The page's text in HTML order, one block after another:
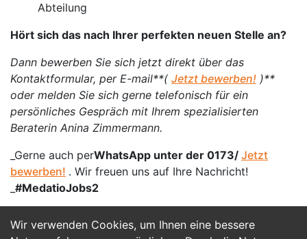
Wir verwenden Cookies, um Ihnen eine bessere
Abteilung
Hört sich das nach Ihrer perfekten neuen Stelle an?
Dann bewerben Sie sich jetzt direkt über das
Kontaktformular, per E-mail**( Jetzt bewerben! )**
oder melden Sie sich gerne telefonisch für ein
persönliches Gespräch mit Ihrem spezialisierten
Beraterin Anina Zimmermann.
_Gerne auch perWhatsApp unter der 0173/ Jetzt
bewerben! . Wir freuen uns auf Ihre Nachricht!
#MedatioJobs2